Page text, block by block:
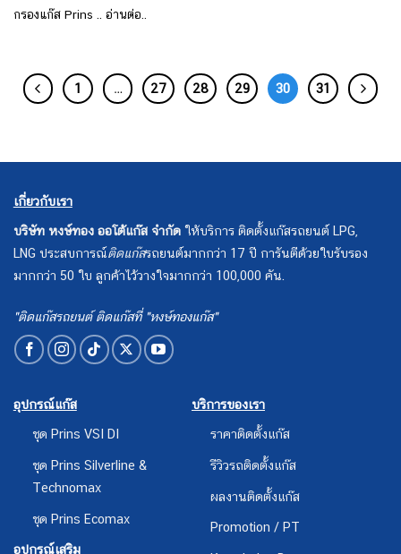
กรองแก๊ส Prins .. อ่านต่อ..
1 … 27 28 29 30 31
เกี่ยวกับเรา
บริษัท หงษ์ทอง ออโต้แก๊ส จำกัด ให้บริการ ติดตั้งแก๊สรถยนต์ LPG,
LNG ประสบการณ์ติดแก๊สรถยนต์มากกว่า 17 ปี การันตีด้วยใบรับรอง
มากกว่า 50 ใบ ลูกค้าไว้วางใจมากกว่า 100,000 คัน.
"ติดแก๊สรถยนต์ ติดแก๊สที่ "หงษ์ทองแก๊ส"
อุปกรณ์แก๊ส
ชุด Prins VSI DI
ชุด Prins Silverline &
Technomax
ชุด Prins Ecomax
อุปกรณ์เสริม
บริการของเรา
ราคาติดตั้งแก๊ส
รีวิวรถติดตั้งแก๊ส
ผลงานติดตั้งแก๊ส
Promotion / PT